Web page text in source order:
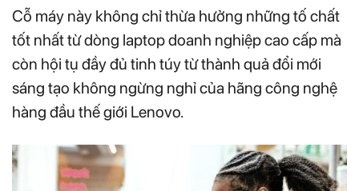
Cỗ máy này không chỉ thừa hưởng những tố chất
tốt nhất từ dòng laptop doanh nghiệp cao cấp mà
còn hội tụ đầy đủ tinh túy từ thành quả đổi mới
sáng tạo không ngừng nghỉ của hãng công nghệ
hàng đầu thế giới Lenovo.